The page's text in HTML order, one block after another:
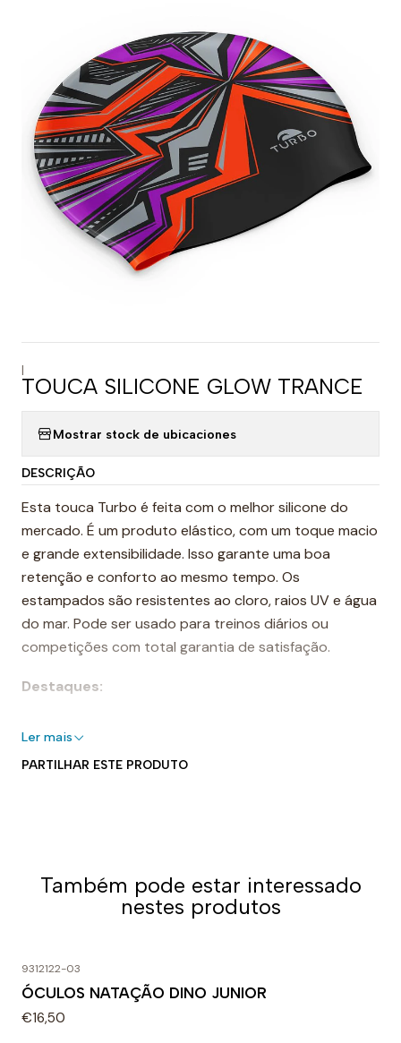
|
TOUCA SILICONE GLOW TRANCE
Mostrar stock de ubicaciones
DESCRIÇÃO
Esta touca Turbo é feita com o melhor silicone do
mercado. É um produto elástico, com um toque macio
e grande extensibilidade. Isso garante uma boa
retenção e conforto ao mesmo tempo. Os
estampados são resistentes ao cloro, raios UV e água
do mar. Pode ser usado para treinos diários ou
competições com total garantia de satisfação.
Destaques:
- Elástico para um ajuste seguro e adaptável
Perfeita para nadar. Projetado para uso diário em
treinos ou competições. A densidade específica do
Ler mais
PARTILHAR ESTE PRODUTO
Também pode estar interessado
nestes produtos
9312122-03
ÓCULOS NATAÇÃO DINO JUNIOR
€16,50